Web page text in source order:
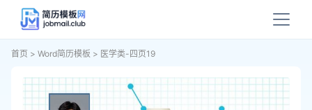
首页 > Word简历模板 > 医学类-四页19